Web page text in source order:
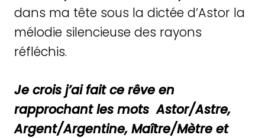
dans ma tête sous la dictée d’Astor la
mélodie silencieuse des rayons
réfléchis.
Je crois j’ai fait ce rêve en
rapprochant les mots Astor/Astre,
Argent/Argentine, Maître/Mètre et